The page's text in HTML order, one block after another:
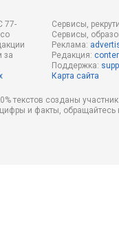
77-
за
Сервисы,
Сервисы,
Реклама:
Редакция:
Поддержка:
Карта сайта
текстов созданы
цифры и факты,